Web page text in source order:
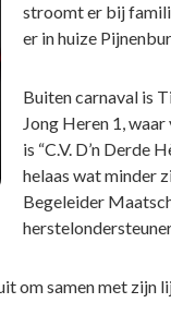
stroomt er bij
er in huize
Buiten carnaval is
Jong Heren 1,
is “C.V. D’n Derde
helaas wat minder
Begeleider
om samen met zijn